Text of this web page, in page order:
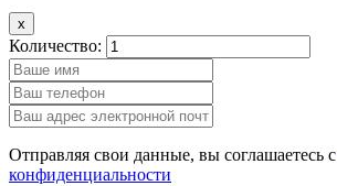
x
Количество:
Отправляя свои данные, вы соглашаетесь с
конфиденциальности